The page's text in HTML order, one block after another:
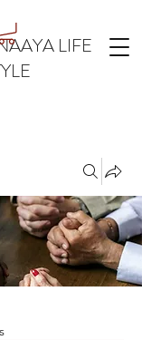
LIFE